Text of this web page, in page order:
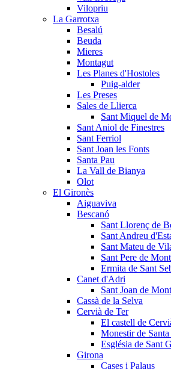
Vilopriu
La Garrotxa
Besalú
Beuda
Mieres
Montagut
Les Planes d'Hostoles
Puig-alder
Les Preses
Sales de Llierca
Sant Miquel de
Sant Aniol de Finestres
Sant Ferriol
Sant Joan les Fonts
Santa Pau
La Vall de Bianya
Olot
El Gironès
Aiguaviva
Bescanó
Sant Llorenç de
Sant Andreu
Sant Mateu de
Sant Pere de
Ermita de Sant
Canet d'Adri
Sant Joan de
Cassà de la Selva
Cervià de Ter
El castell de
Monestir de
Església de Sant
Girona
Cases i Palaus